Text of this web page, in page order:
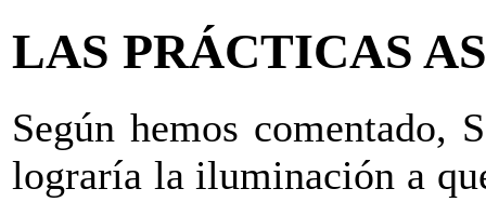
LAS PRÁCTICAS
Según hemos comentado,
lograría la iluminación a